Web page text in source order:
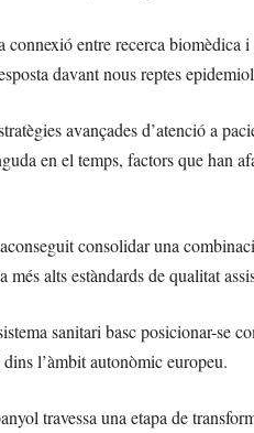
connexió entre recerca
davant nous reptes
avançades d’atenció a
en el temps, factors que han
consolidar una
alts estàndards de qualitat
sanitari basc posicionar-se
l’àmbit autonòmic europeu.
travessa una etapa de